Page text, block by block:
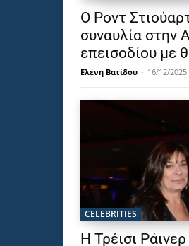
Ο Ροντ
συναυλία στην
επεισοδίου με
Ελένη Βατίδου - 16/12/2025
CELEBRITIES
Η Τρέισι